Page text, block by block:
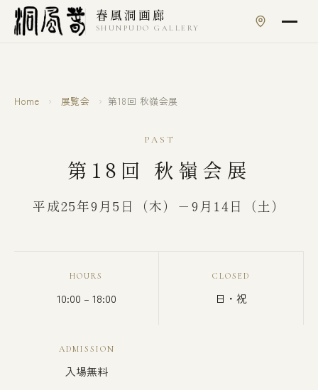
本文へスキップ 春風洞画廊
SHUNPUDO GALLERY
Home › 展覧会 › 第18回 秋嶺会展
PAST
第18回 秋嶺会展
平成25年9月5日（木）－9月14日（土）
HOURS
10:00 – 18:00
CLOSED
日・祝
ADMISSION
入場無料